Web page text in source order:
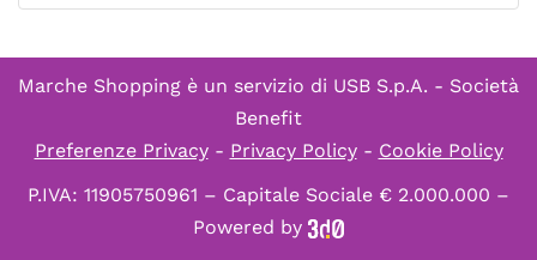
Marche Shopping è un servizio di USB S.p.A. - Società
Benefit
Preferenze Privacy- Privacy Policy- Cookie Policy
P.IVA: 11905750961 – Capitale Sociale € 2.000.000 –
Powered by